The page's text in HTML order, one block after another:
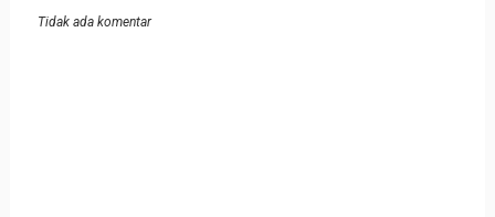
Tidak ada komentar